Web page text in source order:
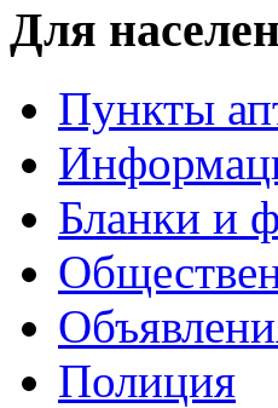
Для
Пункты
Бланки и
Полиция